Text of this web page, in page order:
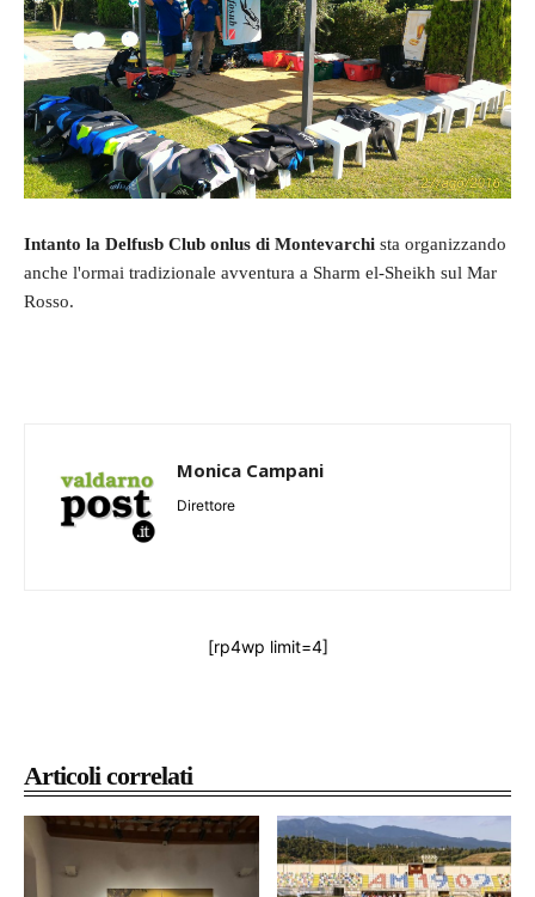
Articoli correlati
Intanto la Delfusb Club onlus di Montevarchi sta organizzando
anche l'ormai tradizionale avventura a Sharm el-Sheikh sul Mar
Rosso.
Monica Campani
Direttore
[rp4wp limit=4]